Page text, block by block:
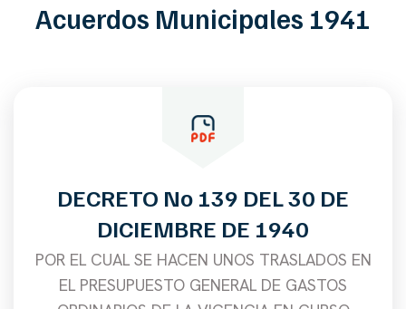
Acuerdos Municipales 1941
DECRETO No 139 DEL 30 DE
DICIEMBRE DE 1940
POR EL CUAL SE HACEN UNOS TRASLADOS EN
EL PRESUPUESTO GENERAL DE GASTOS